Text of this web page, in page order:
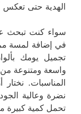
الهدية حتى
سواء كنت تبحث
في إضافة لمسة
تجميل يومك
واسعة ومتنوعة
المناسبات.
نضرة وعالية
تحمل كمية كبيرة